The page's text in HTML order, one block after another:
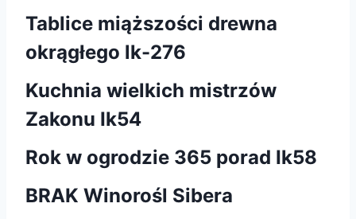
Tablice miąższości drewna
okrągłego lk-276
Kuchnia wielkich mistrzów
Zakonu Ik54
Rok w ogrodzie 365 porad Ik58
BRAK Winorośl Sibera